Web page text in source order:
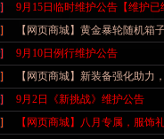
9月15日临时维护公告【维护已
【网页商城】黄金暴轮随机箱
9月10日例行维护公告
【网页商城】新装备强化助力
9月2日《新挑战》维护公告
【网页商城】八月专属，服饰